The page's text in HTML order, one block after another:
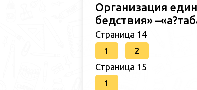
Организация
бедствия»
Страница 14
1 2
Страница 15
1